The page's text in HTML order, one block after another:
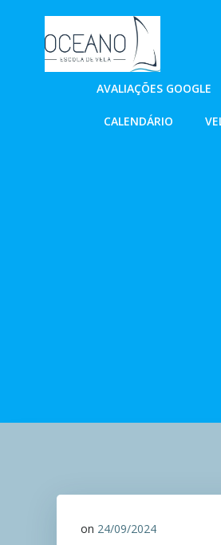
AVALIAÇÕES GOOGLE
CALENDÁRIO
on 24/09/2024